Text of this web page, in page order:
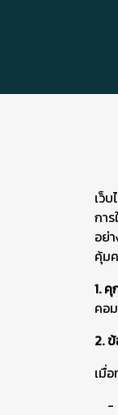
เว็
กา
อย่
คุ้ม
1.
คอ
2.
เมื่
-